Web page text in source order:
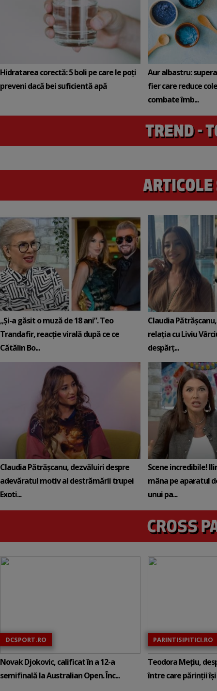
Hidratarea corectă: 5 boli pe care le poți
preveni dacă bei suficientă apă
Aur albastru:
fier care reduce
combate îmb...
„Și-a găsit o muză de 18 ani”. Teo
Trandafir, reacție virală după ce ce
Cătălin Bo...
Claudia
relația cu Liviu
despărț...
Claudia Pătrășcanu, dezvăluiri despre
adevăratul motiv al destrămării trupei
Exoti...
Scene incredibile!
mâna pe aparatul
unui pa...
DCSPORT.RO
Novak Djokovic, calificat în a 12-a
semifinală la Australian Open. Înc...
PARINTISIPITICI.RO
Teodora Mețiu,
între care părinții își